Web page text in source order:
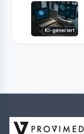
KI-generiert